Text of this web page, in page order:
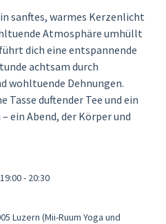
sanftes, warmes Kerzenlicht
Atmosphäre umhüllt
dich eine entspannende
achtsam durch
wohltuende Dehnungen.
Tasse duftender Tee und ein
ein Abend, der Körper und
- 20:30
Luzern (Mii-Ruum Yoga und